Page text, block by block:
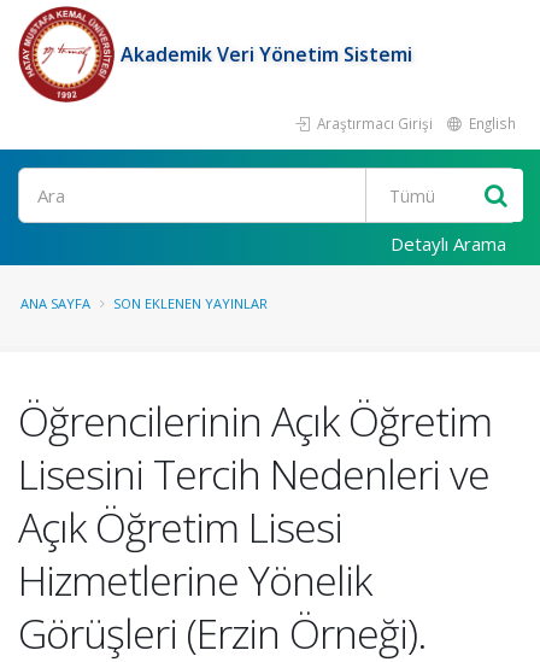
Akademik Veri Yönetim Sistemi
Araştırmacı Girişi English
Ara
Detaylı Arama
ANA SAYFA SON EKLENEN YAYINLAR
Öğrencilerinin Açık Öğretim
Lisesini Tercih Nedenleri ve
Açık Öğretim Lisesi
Hizmetlerine Yönelik
Görüşleri (Erzin Örneği).